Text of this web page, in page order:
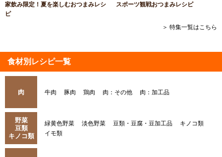
家飲み限定！夏を楽しむおつまみレシ
ピ
スポーツ観戦おつまみレシピ
＞ 特集一覧はこちら
食材別レシピ一覧
肉 牛肉 豚肉 鶏肉 肉：その他 肉：加工品
野菜
豆類
キノコ類
緑黄色野菜 淡色野菜 豆類・豆腐・豆加工品
キノコ類
イモ類